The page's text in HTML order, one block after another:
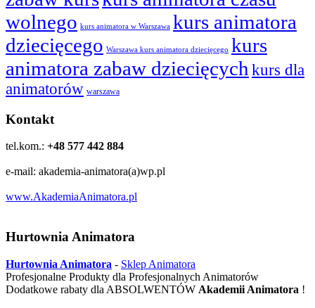
wolnego kurs animatora w Warszawa kurs animatora
dziecięcego Warszawa kurs animatora dziecięcego kurs
animatora zabaw dziecięcych kurs dla
animatorów warszawa
Kontakt
tel.kom.: +48 577 442 884
e-mail: akademia-animatora(a)wp.pl
www.AkademiaAnimatora.pl
Hurtownia Animatora
Hurtownia Animatora - Sklep Animatora
Profesjonalne Produkty dla Profesjonalnych Animatorów
Dodatkowe rabaty dla ABSOLWENTÓW Akademii Animatora !